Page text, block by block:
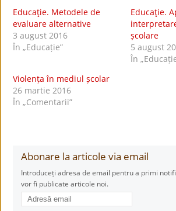
Educaţie. Metodele de
evaluare alternative
3 august 2016
În „Educație”
Educaţie.
școlare
5 august
În
Violența în mediul școlar
26 martie 2016
În „Comentarii”
Abonare la articole via email
Introduceți adresa de email pentru a primi
vor fi publicate articole noi.
Adresă
email